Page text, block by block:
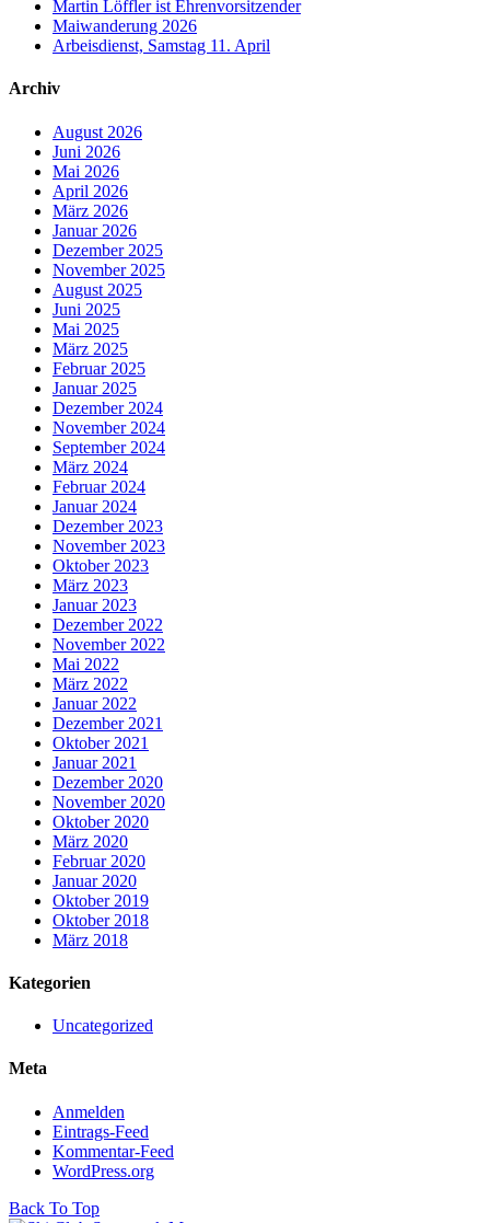
Martin Löffler ist Ehrenvorsitzender
Maiwanderung 2026
Arbeisdienst, Samstag 11. April
Archiv
August 2026
Juni 2026
Mai 2026
April 2026
März 2026
Januar 2026
Dezember 2025
November 2025
August 2025
Juni 2025
Mai 2025
März 2025
Februar 2025
Januar 2025
Dezember 2024
November 2024
September 2024
März 2024
Februar 2024
Januar 2024
Dezember 2023
November 2023
Oktober 2023
März 2023
Januar 2023
Dezember 2022
November 2022
Mai 2022
März 2022
Januar 2022
Dezember 2021
Oktober 2021
Januar 2021
Dezember 2020
November 2020
Oktober 2020
März 2020
Februar 2020
Januar 2020
Oktober 2019
Oktober 2018
März 2018
Kategorien
Uncategorized
Meta
Anmelden
Eintrags-Feed
Kommentar-Feed
WordPress.org
Back To Top